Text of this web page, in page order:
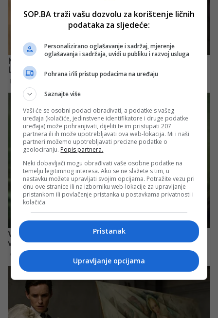
SOP.BA traži vašu dozvolu za korištenje ličnih
podataka za sljedeće:
Personalizirano oglašavanje i sadržaj, mjerenje
oglašavanja i sadržaja, uvidi u publiku i razvoj usluga
Pohrana i/ili pristup podacima na uređaju
Saznajte više
Vaši će se osobni podaci obrađivati, a podatke s vašeg
uređaja (kolačiće, jedinstvene identifikatore i druge podatke
uređaja) može pohranjivati, dijeliti te im pristupati 207
partnera ili ih može upotrebljavati ova web-lokacija. Mi i naši
partneri možemo upotrebljavati precizne podatke o
geolociranju. Popis partnera.
Neki dobavljači mogu obrađivati vaše osobne podatke na
temelju legitimnog interesa. Ako se ne slažete s tim, u
nastavku možete upravljati svojim opcijama. Potražite vezu pri
dnu ove stranice ili na izborniku web-lokacije za upravljanje
pristankom ili povlačenje pristanka u postavkama privatnosti i
kolačića.
Pristanak
Upravljanje opcijama